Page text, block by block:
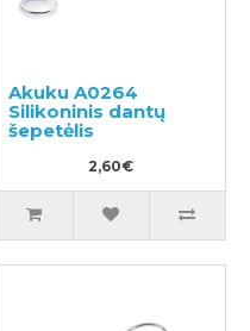
Akuku A0264
Silikoninis dantų
šepetėlis
2,60€